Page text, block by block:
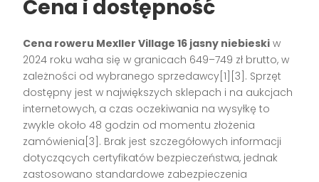
Cena i dostępność
Cena roweru Mexller Village 16 jasny niebieski w
2024 roku waha się w granicach 649–749 zł brutto, w
zależności od wybranego sprzedawcy[1][3]. Sprzęt
dostępny jest w największych sklepach i na aukcjach
internetowych, a czas oczekiwania na wysyłkę to
zwykle około 48 godzin od momentu złożenia
zamówienia[3]. Brak jest szczegółowych informacji
dotyczących certyfikatów bezpieczeństwa, jednak
zastosowano standardowe zabezpieczenia